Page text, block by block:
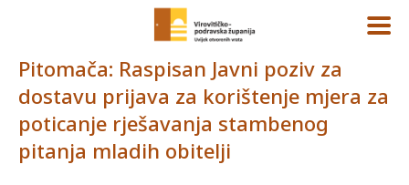
Pitomača: Raspisan Javni poziv za
dostavu prijava za korištenje mjera za
poticanje rješavanja stambenog
pitanja mladih obitelji